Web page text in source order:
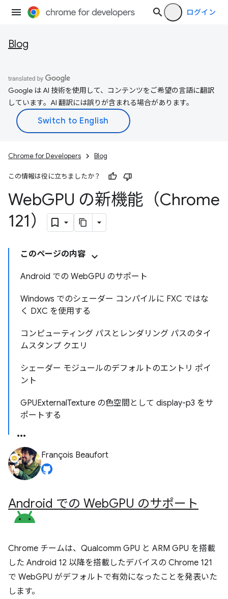
ログイン
Blog
Google は AI 技術を使用して、コンテンツをご希望の言語に翻訳
しています。AI 翻訳には誤りが含まれる場合があります。
Chrome for Developers Blog
この情報は役に立ちましたか？
WebGPU の新機能（Chrome
121）
このページの内容
Android での WebGPU のサポート
Windows でのシェーダー コンパイルに FXC ではな
く DXC を使用する
コンピューティング パスとレンダリング パスのタイ
ムスタンプ クエリ
シェーダー モジュールのデフォルトのエントリ ポイ
ント
GPUExternalTexture の色空間として display-p3 をサ
ポートする
François Beaufort
Android での WebGPU のサポート
Chrome チームは、Qualcomm GPU と ARM GPU を搭載
した Android 12 以降を搭載したデバイスの Chrome 121
で WebGPU がデフォルトで有効になったことを発表いた
します。